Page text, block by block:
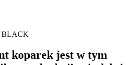
BLACK
koparek jest w tym